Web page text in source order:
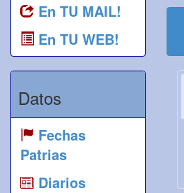
En TU MAIL!
En TU WEB!
Datos
Fechas
Patrias
Diarios